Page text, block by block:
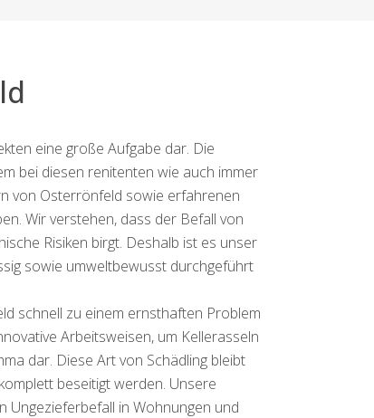
eine große Aufgabe dar. Die
bei diesen renitenten wie auch immer
von Osterrönfeld sowie erfahrenen
Wir verstehen, dass der Befall von
Risiken birgt. Deshalb ist es unser
sowie umweltbewusst durchgeführt
schnell zu einem ernsthaften Problem
Arbeitsweisen, um Kellerasseln
dar. Diese Art von Schädling bleibt
beseitigt werden. Unsere
Ungezieferbefall in Wohnungen und